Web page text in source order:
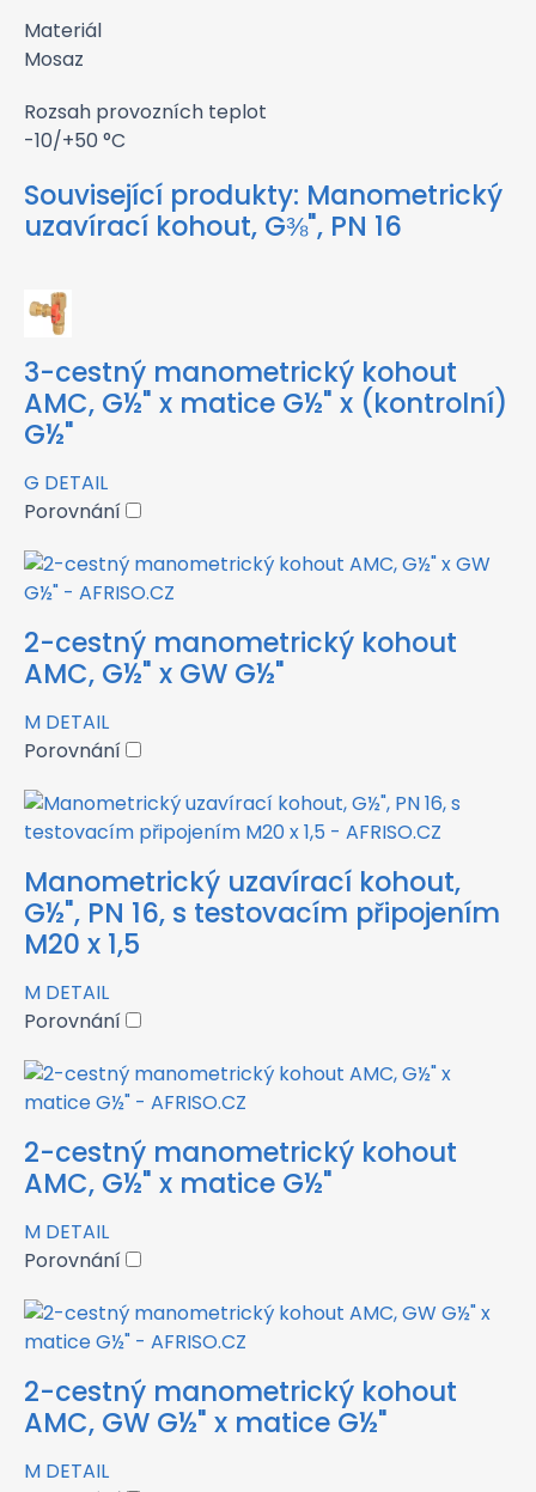
Materiál
Mosaz
Rozsah provozních teplot
-10/+50 °C
Související produkty: Manometrický
uzavírací kohout, G⅜", PN 16
3-cestný manometrický kohout
AMC, G½" x matice G½" x (kontrolní)
G½"
G DETAIL
Porovnání
2-cestný manometrický kohout
AMC, G½" x GW G½"
M DETAIL
Porovnání
Manometrický uzavírací kohout,
G½", PN 16, s testovacím připojením
M20 x 1,5
M DETAIL
Porovnání
2-cestný manometrický kohout
AMC, G½" x matice G½"
M DETAIL
Porovnání
2-cestný manometrický kohout
AMC, GW G½" x matice G½"
M DETAIL